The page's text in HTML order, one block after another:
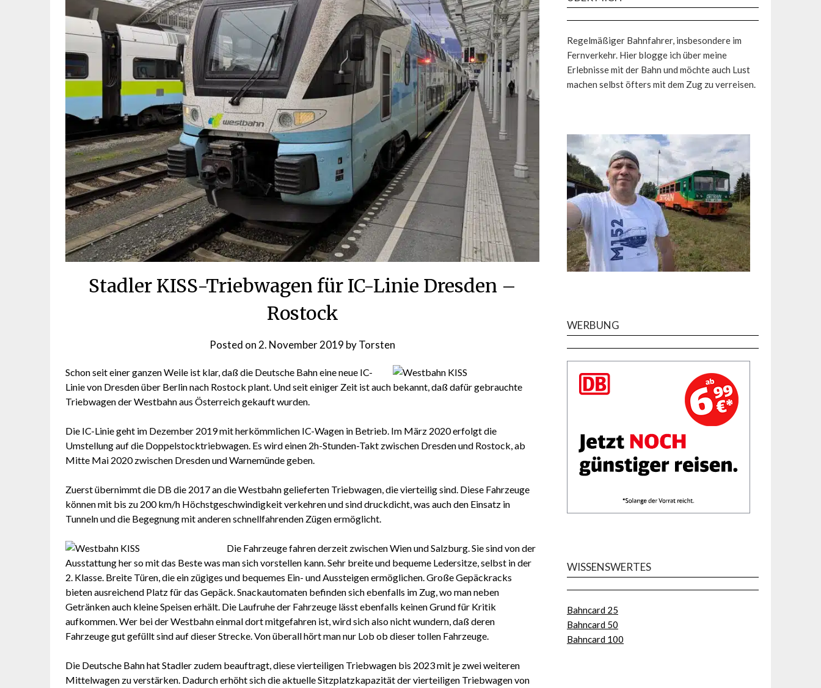
Stadler KISS-Triebwagen für IC-Linie Dresden –
Rostock
Posted on2. November 2019 byTorsten
Schon seit einer ganzen Weile ist klar, daß die Deutsche Bahn eine neue IC-
Linie von Dresden über Berlin nach Rostock plant. Und seit einiger Zeit ist auch bekannt, daß dafür gebrauchte
Triebwagen der Westbahn aus Österreich gekauft wurden.
Die IC-Linie geht im Dezember 2019 mit herkömmlichen IC-Wagen in Betrieb. Im März 2020 erfolgt die
Umstellung auf die Doppelstocktriebwagen. Es wird einen 2h-Stunden-Takt zwischen Dresden und Rostock, ab
Mitte Mai 2020 zwischen Dresden und Warnemünde geben.
Zuerst übernimmt die DB die 2017 an die Westbahn gelieferten Triebwagen, die vierteilig sind. Diese Fahrzeuge
können mit bis zu 200 km/h Höchstgeschwindigkeit verkehren und sind druckdicht, was auch den Einsatz in
Tunneln und die Begegnung mit anderen schnellfahrenden Zügen ermöglicht.
Die Fahrzeuge fahren derzeit zwischen Wien und Salzburg. Sie sind von der
Ausstattung her so mit das Beste was man sich vorstellen kann. Sehr breite und bequeme Ledersitze, selbst in der
2. Klasse. Breite Türen, die ein zügiges und bequemes Ein- und Aussteigen ermöglichen. Große Gepäckracks
bieten ausreichend Platz für das Gepäck. Snackautomaten befinden sich ebenfalls im Zug, wo man neben
Getränken auch kleine Speisen erhält. Die Laufruhe der Fahrzeuge lässt ebenfalls keinen Grund für Kritik
aufkommen. Wer bei der Westbahn einmal dort mitgefahren ist, wird sich also nicht wundern, daß deren
Fahrzeuge gut gefüllt sind auf dieser Strecke. Von überall hört man nur Lob ob dieser tollen Fahrzeuge.
Die Deutsche Bahn hat Stadler zudem beauftragt, diese vierteiligen Triebwagen bis 2023 mit je zwei weiteren
Mittelwagen zu verstärken. Dadurch erhöht sich die aktuelle Sitzplatzkapazität der vierteiligen Triebwagen von
Regelmäßiger Bahnfahrer, insbesondere im
Fernverkehr. Hier blogge ich über meine
Erlebnisse mit der Bahn und möchte auch Lust
machen selbst öfters mit dem Zug zu verreisen.
WERBUNG
WISSENSWERTES
Bahncard 25
Bahncard 50
Bahncard 100